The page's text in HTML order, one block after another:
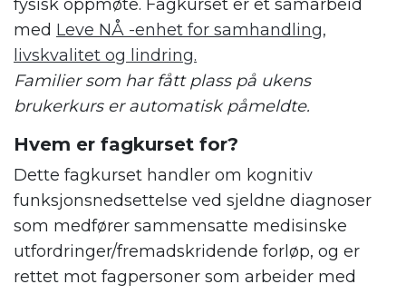
fysisk oppmøte. Fagkurset er et samarbeid
med Leve NÅ -enhet for samhandling,
livskvalitet og lindring.
Familier som har fått plass på ukens
brukerkurs er automatisk påmeldte.
Hvem er fagkurset for?
Dette fagkurset handler om kognitiv
funksjonsnedsettelse ved sjeldne diagnoser
som medfører sammensatte medisinske
utfordringer/fremadskridende forløp, og er
rettet mot fagpersoner som arbeider med